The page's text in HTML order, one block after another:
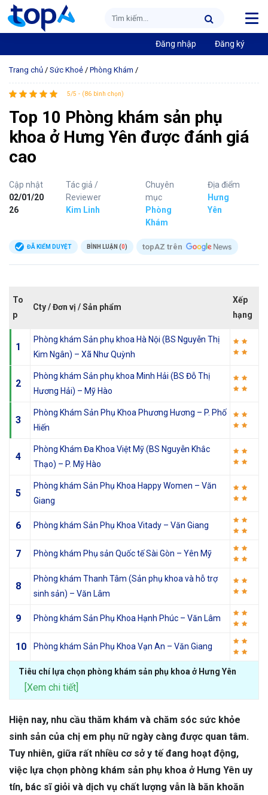
Đăng nhập Đăng ký
Trang chủ / Sức Khoẻ / Phòng Khám /
5/5 - (86 bình chọn)
Top 10 Phòng khám sản phụ
khoa ở Hưng Yên được đánh giá
cao
Cập nhật
02/01/20
26
Tác giả /
Reviewer
Kim Linh
Chuyên
mục
Phòng
Khám
Địa điểm
Hưng
Yên
ĐÃ KIỂM DUYỆT BÌNH LUẬN (0) topAZ trên
To
p
Cty / Đơn vị / Sản phẩm
Xếp
hạng
1
Phòng khám Sản phụ khoa Hà Nội (BS Nguyễn Thị
Kim Ngân) – Xã Như Quỳnh
2
Phòng khám Sản phụ khoa Minh Hải (BS Đỗ Thị
Hương Hải) – Mỹ Hào
3
Phòng Khám Sản Phụ Khoa Phương Hương – P. Phố
Hiến
4
Phòng Khám Đa Khoa Việt Mỹ (BS Nguyễn Khắc
Thạo) – P. Mỹ Hào
5
Phòng khám Sản Phụ Khoa Happy Women – Văn
Giang
6 Phòng khám Sản Phụ Khoa Vitady – Văn Giang
7 Phòng khám Phụ sản Quốc tế Sài Gòn – Yên Mỹ
8
Phòng khám Thanh Tâm (Sản phụ khoa và hỗ trợ
sinh sản) – Văn Lâm
9 Phòng khám Sản Phụ Khoa Hạnh Phúc – Văn Lâm
10 Phòng khám Sản Phụ Khoa Vạn An – Văn Giang
Tiêu chí lựa chọn phòng khám sản phụ khoa ở Hưng Yên
[Xem chi tiết]
Hiện nay, nhu cầu thăm khám và chăm sóc sức khỏe
sinh sản của chị em phụ nữ ngày càng được quan tâm.
Tuy nhiên, giữa rất nhiều cơ sở y tế đang hoạt động,
việc lựa chọn phòng khám sản phụ khoa ở Hưng Yên uy
tín, bác sĩ giỏi và dịch vụ chất lượng vẫn là băn khoăn